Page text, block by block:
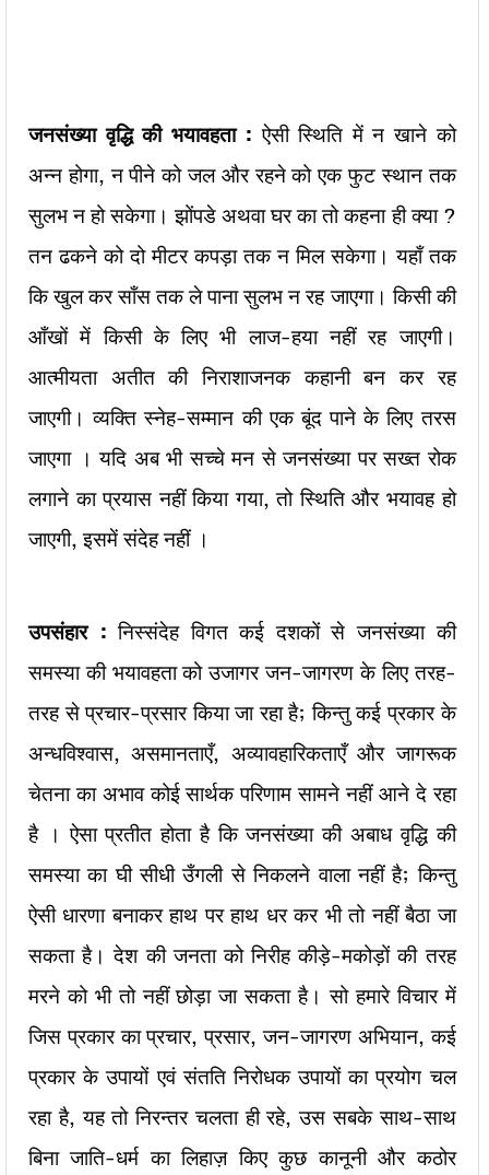
जनसंख्या वृद्धि की भयावहता : ऐसी स्थिति में न खाने को
अन्न होगा, न पीने को जल और रहने को एक फुट स्थान तक
सुलभ न हो सकेगा। झोंपडे अथवा घर का तो कहना ही क्या ?
तन ढकने को दो मीटर कपड़ा तक न मिल सकेगा। यहाँ तक
कि खुल कर साँस तक ले पाना सुलभ न रह जाएगा। किसी की
आँखों में किसी के लिए भी लाज-हया नहीं रह जाएगी।
आत्मीयता अतीत की निराशाजनक कहानी बन कर रह
जाएगी। व्यक्ति स्नेह-सम्मान की एक बूंद पाने के लिए तरस
जाएगा । यदि अब भी सच्चे मन से जनसंख्या पर सख्त रोक
लगाने का प्रयास नहीं किया गया, तो स्थिति और भयावह हो
जाएगी, इसमें संदेह नहीं ।
उपसंहार : निस्संदेह विगत कई दशकों से जनसंख्या की
समस्या की भयावहता को उजागर जन-जागरण के लिए तरह-
तरह से प्रचार-प्रसार किया जा रहा है; किन्तु कई प्रकार के
अन्धविश्वास, असमानताएँ, अव्यावहारिकताएँ और जागरूक
चेतना का अभाव कोई सार्थक परिणाम सामने नहीं आने दे रहा
है । ऐसा प्रतीत होता है कि जनसंख्या की अबाध वृद्धि की
समस्या का घी सीधी उँगली से निकलने वाला नहीं है; किन्तु
ऐसी धारणा बनाकर हाथ पर हाथ धर कर भी तो नहीं बैठा जा
सकता है। देश की जनता को निरीह कीड़े-मकोड़ों की तरह
मरने को भी तो नहीं छोड़ा जा सकता है। सो हमारे विचार में
जिस प्रकार का प्रचार, प्रसार, जन-जागरण अभियान, कई
प्रकार के उपायों एवं संतति निरोधक उपायों का प्रयोग चल
रहा है, यह तो निरन्तर चलता ही रहे, उस सबके साथ-साथ
बिना जाति-धर्म का लिहाज़ किए कुछ कानूनी और कठोर